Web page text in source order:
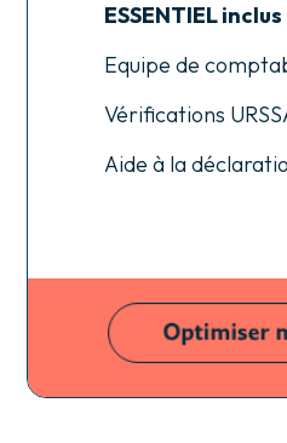
ESSENTIEL inclus
Equipe de
Vérifications
Aide à la